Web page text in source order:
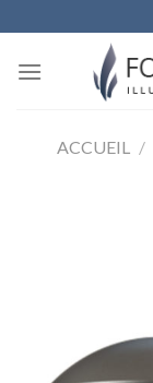
to
content
ACCUEIL /